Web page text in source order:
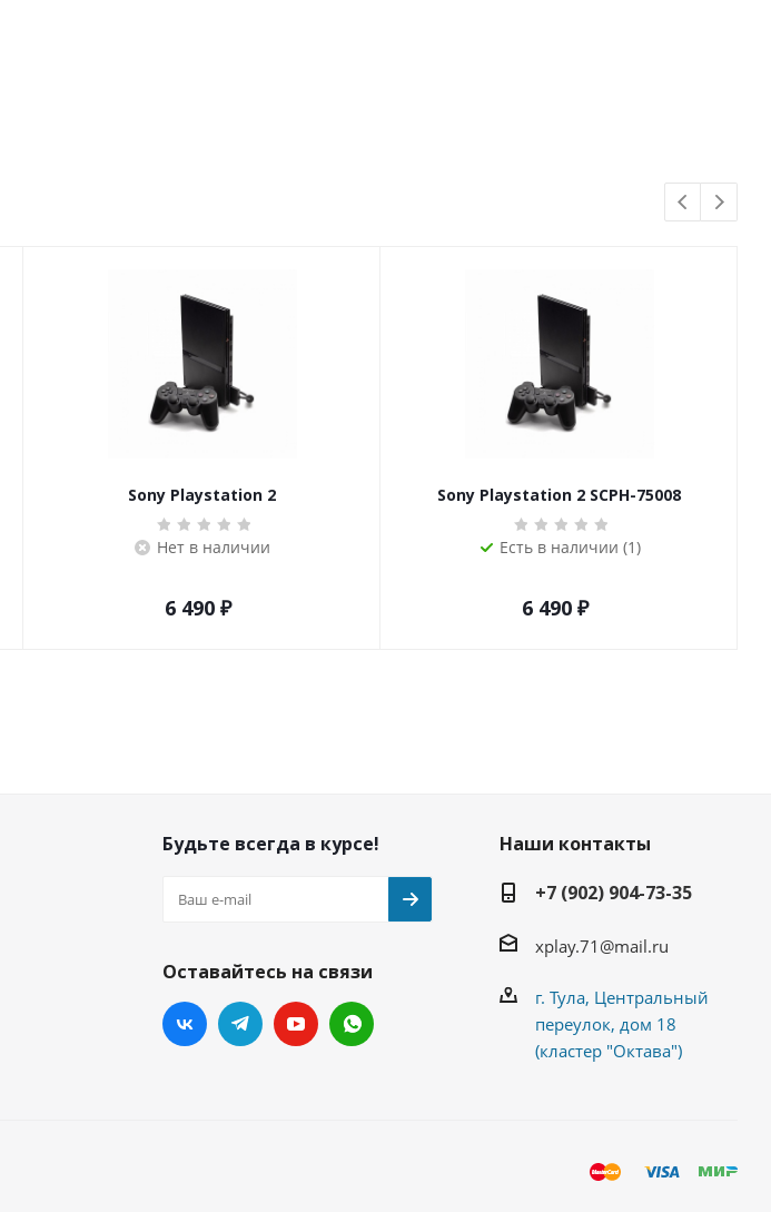
Sony Playstation 2
Нет в наличии
6 490 ₽
Sony Playstation 2 SCPH-75008
Есть в наличии (1)
6 490 ₽
Будьте всегда в курсе!
Оставайтесь на связи
Наши контакты
+7 (902) 904-73-35
xplay.71@mail.ru
г. Тула, Центральный
переулок, дом 18
(кластер "Октава")